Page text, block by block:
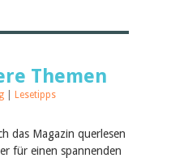
Themen
Lesetipps
das Magazin querlesen
für einen spannenden